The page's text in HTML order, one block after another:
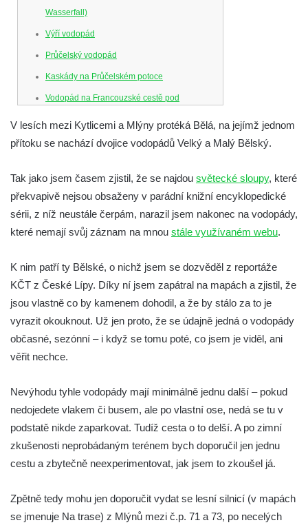
Wasserfall)
Výří vodopád
Průčelský vodopád
Kaskády na Průčelském potoce
Vodopád na Francouzské cestě pod
Vodopád u parkoviště hotelu U Kozičky v
Vodopád na Suché Bělé na východním
okraji Hřenska
Mattoniho vodopád na Ottově prameni v
Kyselce
údolí
Vodopád v Pískové (Písečné) rokli u
Hřenska
Vodopád pod Čertovým mlýnem u Nového
Boru
Moravanský vodopád
Kvítkovský vodopád
Horní vodopád Černé Nisy (Liberec –
V lesích mezi Kytlicemi a Mlýny protéká Bělá, na jejímž jednom
přítoku se nachází dvojice vodopádů Velký a Malý Bělský.
Tak jako jsem časem zjistil, že se najdou světecké sloupy, které
překvapivě nejsou obsaženy v parádní knižní encyklopedické
sérii, z níž neustále čerpám, narazil jsem nakonec na vodopády,
které nemají svůj záznam na mnou stále využívaném webu.
K nim patří ty Bělské, o nichž jsem se dozvěděl z reportáže
KČT z České Lípy. Díky ní jsem zapátral na mapách a zjistil, že
jsou vlastně co by kamenem dohodil, a že by stálo za to je
vyrazit okouknout. Už jen proto, že se údajně jedná o vodopády
občasné, sezónní – i když se tomu poté, co jsem je viděl, ani
věřit nechce.
Nevýhodu tyhle vodopády mají minimálně jednu další – pokud
nedojedete vlakem či busem, ale po vlastní ose, nedá se tu v
podstatě nikde zaparkovat. Tudíž cesta o to delší. A po zimní
zkušenosti neprobádaným terénem bych doporučil jen jednu
cestu a zbytečně neexperimentovat, jak jsem to zkoušel já.
Zpětně tedy mohu jen doporučit vydat se lesní silnicí (v mapách
se jmenuje Na trase) z Mlýnů mezi č.p. 71 a 73, po necelých